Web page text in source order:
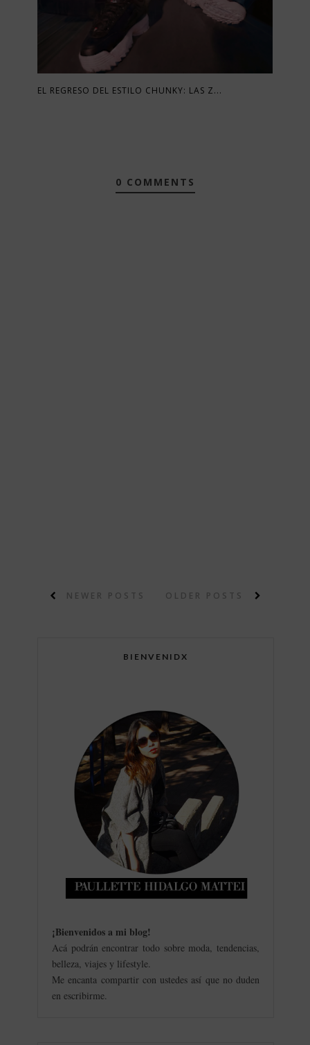
EL REGRESO DEL ESTILO CHUNKY: LAS Z...
0 COMMENTS
NEWER POSTS OLDER POSTS
BIENVENIDX
¡Bienvenidos a mi blog!
Acá podrán encontrar todo sobre moda, tendencias,
belleza, viajes y lifestyle.
Me encanta compartir con ustedes así que no duden
en escribirme.